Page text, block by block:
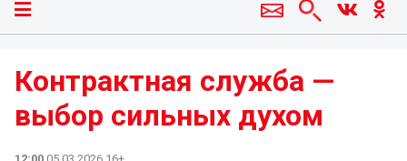
Контрактная служба —
выбор сильных духом ️